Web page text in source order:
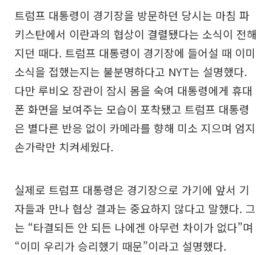
트럼프 대통령이 경기장을 방문하던 당시는 마침 파
키스탄에서 이란과의 협상이 결렬됐다는 소식이 전해
지던 때다. 트럼프 대통령이 경기장에 들어설 때 이미
소식을 접했는지는 불분명하다고 NYT는 설명했다.
다만 루비오 장관이 잠시 몸을 숙여 대통령에게 휴대
폰 화면을 보여주는 모습이 포착됐고 트럼프 대통령
은 별다른 반응 없이 카메라를 향해 미소 지으며 엄지
손가락만 치켜세웠다.
실제로 트럼프 대통령은 경기장으로 가기에 앞서 기
자들과 만나 협상 결과는 중요하지 않다고 말했다. 그
는 “타결되든 안 되든 나에겐 아무런 차이가 없다”며
“이미 우리가 승리했기 때문”이라고 설명했다.